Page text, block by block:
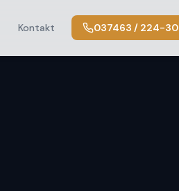
Kontakt 037463 / 224-30